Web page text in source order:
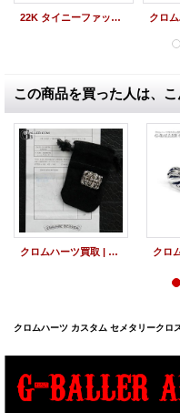
22K タイニーファットクロス ダイヤパヴェ
この商品を買った人は、
クロムハーツ買取 | セメタリークロス リング インボイス原本付き
クロムハーツ カスタム セメタリークロ